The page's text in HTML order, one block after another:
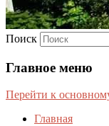
Поиск
Главное меню
Перейти к
Главная